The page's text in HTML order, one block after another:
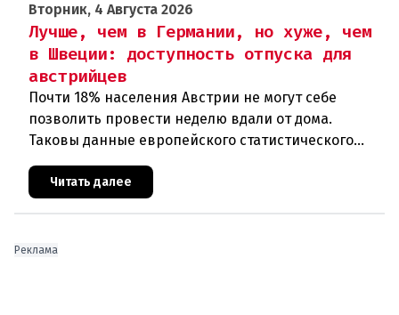
Вторник, 4 Августа 2026
Лучше, чем в Германии, но хуже, чем
в Швеции: доступность отпуска для
австрийцев
Почти 18% населения Австрии не могут себе
позволить провести неделю вдали от дома.
Таковы данные европейского статистического
агентства Eurostat за 2025 год. И хотя ситуация в
стране выглядит лучше ср
Читать далее
Реклама